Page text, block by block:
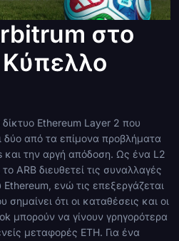
στο
Ethereum Layer 2 που
δύο από τα επίμονα προβλήματα
και την αργή απόδοση. Ως ένα L2
ARB διευθετεί τις συναλλαγές
ενώ τις επεξεργάζεται
ότι οι καταθέσεις και οι
μπορούν να γίνουν γρηγορότερα
μεταφορές ETH. Για ένα